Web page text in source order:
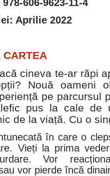
606-9623-11-4
Aprilie 2022
CARTEA
cineva te-ar răpi
Nouă oameni
pe parcursul
pus la cale de
de la viață. Cu o
în care o
Vieți la prima
Vor
vor pierde încă